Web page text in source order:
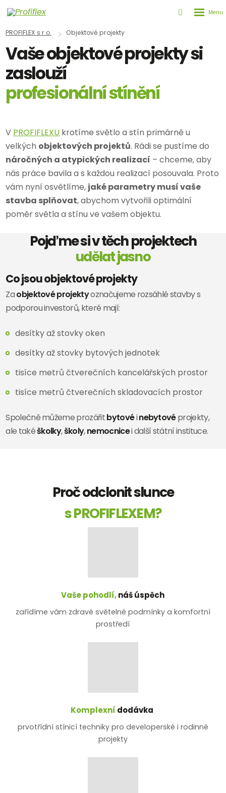
PROFIFLEX s.r.o. Objektové projekty
Vaše objektové projekty si
zaslouží
profesionální stínění
V PROFIFLEXU krotíme světlo a stín primárně u
velkých objektových projektů. Rádi se pustíme do
náročných a atypických realizací – chceme, aby
nás práce bavila a s každou realizací posouvala. Proto
vám nyní osvětlíme, jaké parametry musí vaše
stavba splňovat, abychom vytvořili optimální
poměr světla a stínu ve vašem objektu.
Pojďme si v těch projektech
udělat jasno
Co jsou objektové projekty
Zaobjektové projektyoznačujeme rozsáhlé stavby s
podporou investorů, které mají:
desítky až stovky oken
desítky až stovky bytových jednotek
tisíce metrů čtverečních kancelářských prostor
tisíce metrů čtverečních skladovacích prostor
Společně můžeme prozářitbytovéinebytovéprojekty,
ale takéškolky,školy,nemocnicei další státní instituce.
Proč odclonit slunce
s PROFIFLEXEM?
Vaše pohodlí,náš úspěch
zařídíme vám zdravé světelné podmínky a komfortní
prostředí
Komplexní dodávka
prvotřídní stínicí techniky pro developerské i rodinné
projekty